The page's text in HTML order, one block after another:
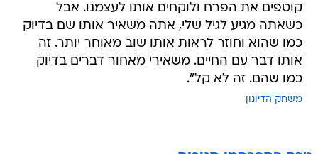
קוטפים את הפרח ולוקחים אותו לעצמנו. אבל
כשאתה מגיע לגיל שלי, אתה משאיר אותו שם בדיוק
כמו שהוא וחוזר לראות אותו שוב מאוחר יותר. זה
אותו דבר עם החיים. משאירי מאחור דברים בדיוק
כמו שהם. זה לא קל".
משחק הדיונון